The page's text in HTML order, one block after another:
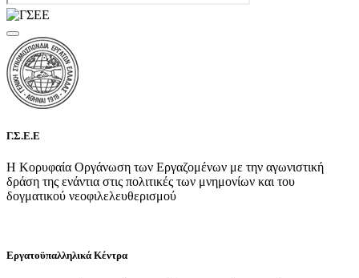
Γ.Σ.Ε.Ε
Η Κορυφαία Οργάνωση των Εργαζομένων με την αγωνιστική
δράση της ενάντια στις πολιτικές των μνημονίων και του
δογματικού νεοφιλελευθερισμού
Εργατοϋπαλληλικά Κέντρα